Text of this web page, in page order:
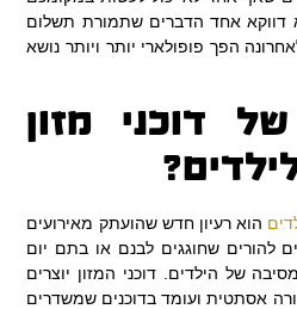
דווקא אחד הדברים שתמורת תשלום
הפך פופולארי יותר ויותר נושא
דוכני מזון
הוא רעיון חדש שהועתק מאירועים
להורים שחוגגים לבנם או בתם יום
של הילדים. דוכני המזון יוצרים
אסתטית ועומד בדוכנים שמשדרים